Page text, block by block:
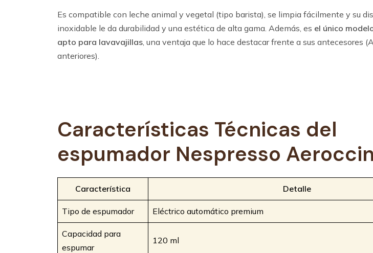
Es compatible con leche animal y vegetal (tipo barista), se limpia fácilmente y su
inoxidable le da durabilidad y una estética de alta gama. Además, es el único
apto para lavavajillas, una ventaja que lo hace destacar frente a sus antecesores
anteriores).
Características Técnicas del
espumador Nespresso
Característica Detalle
Tipo de espumador Eléctrico automático premium
Capacidad para
espumar
120 ml